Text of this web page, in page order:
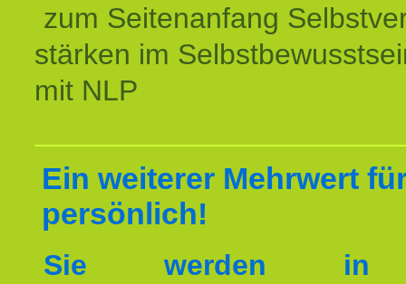
zum Seitenanfang
stärken im
mit NLP
Ein weiterer Mehrwert
persönlich!
Sie werden in